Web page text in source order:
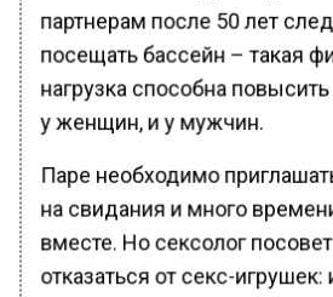
партнерам после 50 лет
посещать бассейн – такая
нагрузка способна
у женщин, и у мужчин.
Паре необходимо
на свидания и много
вместе. Но сексолог
отказаться от секс-